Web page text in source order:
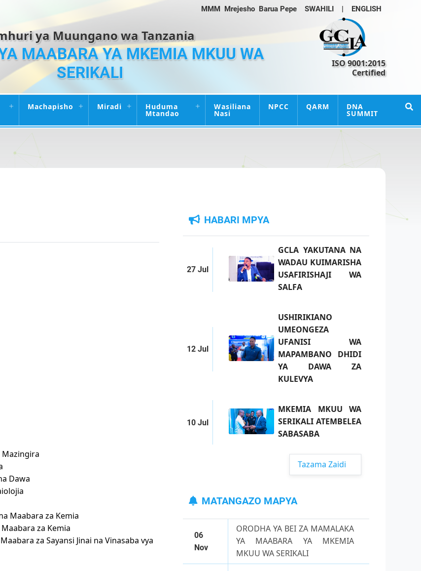
MMM Mrejesho Barua Pepe SWAHILI | ENGLISH
ya Muungano wa Tanzania
MAABARA YA MKEMIA MKUU WA
SERIKALI
ISO 9001:2015
Certified
Machapisho Miradi Huduma
Mtandao
Wasiliana
Nasi
NPCC QARM DNA
SUMMIT
Mazingira
Dawa
Maabara za Kemia
za Kemia
za Sayansi Jinai na Vinasaba vya
HABARI MPYA
27 Jul
GCLA YAKUTANA NA
WADAU KUIMARISHA
USAFIRISHAJI WA
SALFA
12 Jul
USHIRIKIANO
UMEONGEZA
UFANISI WA
MAPAMBANO DHIDI
YA DAWA ZA
KULEVYA
10 Jul
MKEMIA MKUU WA
SERIKALI ATEMBELEA
SABASABA
Tazama Zaidi
MATANGAZO MAPYA
06
Nov
ORODHA YA BEI ZA MAMALAKA
YA MAABARA YA MKEMIA
MKUU WA SERIKALI